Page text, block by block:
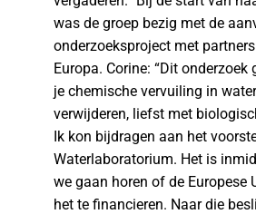
was de groep bezig met de
onderzoeksproject met
Europa. Corine: “Dit onderzoek
je chemische vervuiling in
verwijderen, liefst met
Ik kon bijdragen aan het
Waterlaboratorium. Het is
we gaan horen of de Europese
het te financieren. Naar die